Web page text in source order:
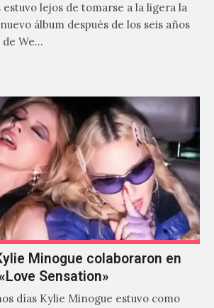
estuvo lejos de tomarse a la ligera la
álbum después de los seis años
de We…
Minogue colaboraron en
Sensation»
días Kylie Minogue estuvo como